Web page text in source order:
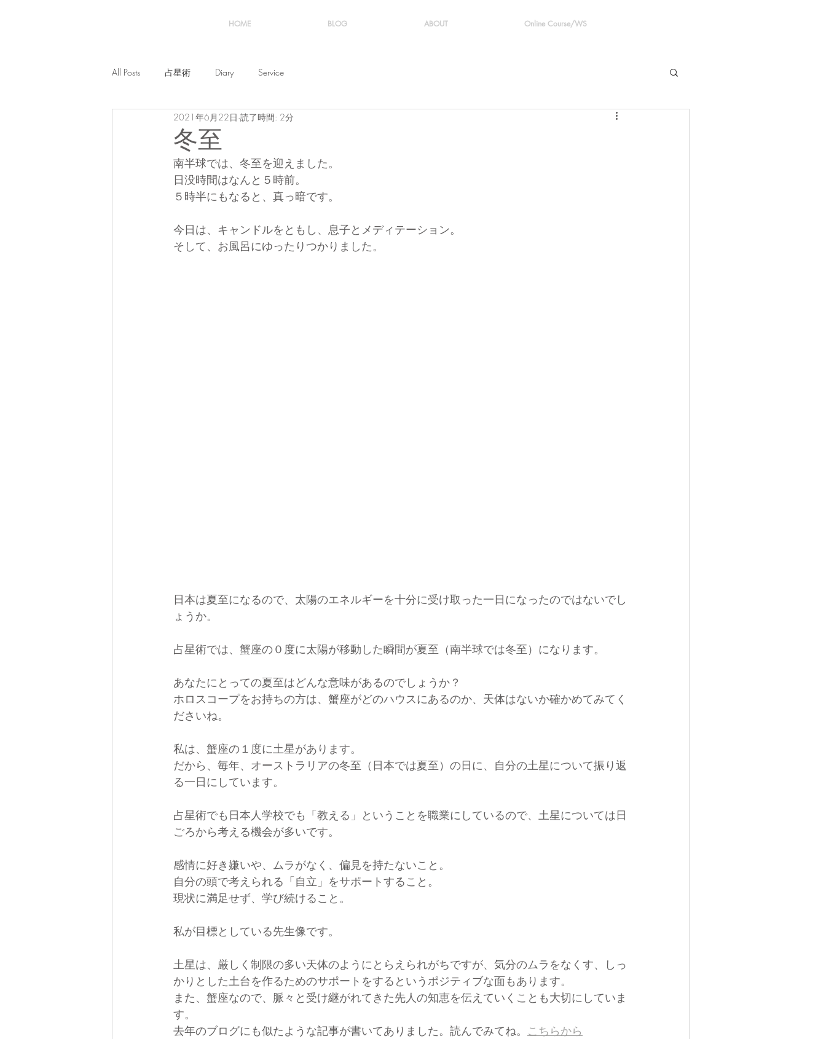
HOME BLOG ABOUT Online Course/WS
All Posts 占星術 Diary Service
冬至
2021年6月22日 読了時間: 2分
南半球では、冬至を迎えました。
日没時間はなんと５時前。
５時半にもなると、真っ暗です。
今日は、キャンドルをともし、息子とメディテーション。
そして、お風呂にゆったりつかりました。
日本は夏至になるので、太陽のエネルギーを十分に受け取った一日になったのではないでし
ょうか。
占星術では、蟹座の０度に太陽が移動した瞬間が夏至（南半球では冬至）になります。
あなたにとっての夏至はどんな意味があるのでしょうか？
ホロスコープをお持ちの方は、蟹座がどのハウスにあるのか、天体はないか確かめてみてく
ださいね。
私は、蟹座の１度に土星があります。
だから、毎年、オーストラリアの冬至（日本では夏至）の日に、自分の土星について振り返
る一日にしています。
占星術でも日本人学校でも「教える」ということを職業にしているので、土星については日
ごろから考える機会が多いです。
感情に好き嫌いや、ムラがなく、偏見を持たないこと。
自分の頭で考えられる「自立」をサポートすること。
現状に満足せず、学び続けること。
私が目標としている先生像です。
土星は、厳しく制限の多い天体のようにとらえられがちですが、気分のムラをなくす、しっ
かりとした土台を作るためのサポートをするというポジティブな面もあります。
また、蟹座なので、脈々と受け継がれてきた先人の知恵を伝えていくことも大切にしていま
す。
去年のブログにも似たような記事が書いてありました。読んでみてね。 こちらから